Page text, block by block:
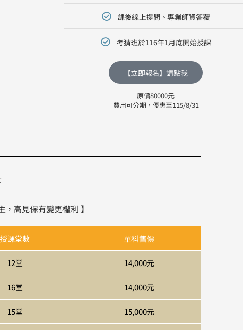
課後線上提問、專業師資答覆
考猜班於116年1月底開始授課
【立即報名】請點我
原價80000元
費用可分期，優惠至115/8/31
高見保有變更權利 】
授課堂數 單科售價
12堂 14,000元
16堂 14,000元
15堂 15,000元